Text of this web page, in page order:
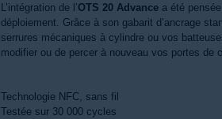
L’intégration de l’OTS 20 Advance a été
déploiement. Grâce à son gabarit d’ancrage
serrures mécaniques à cylindre ou vos
modifier ou de percer à nouveau vos portes de
Technologie NFC, sans fil
Testée sur 30 000 cycles